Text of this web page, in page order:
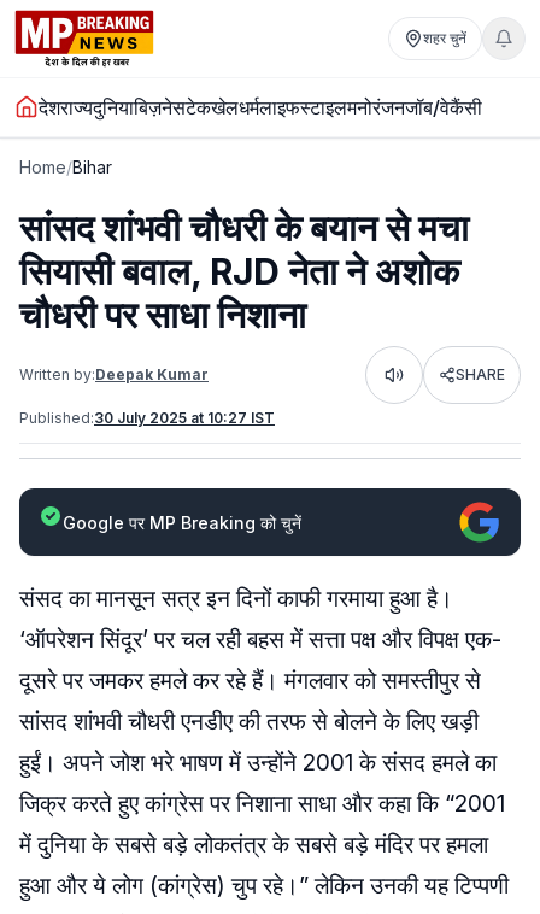
शहर चुनें
देशराज्यदुनियाबिज़नेसटेकखेलधर्मलाइफस्टाइलमनोरंजनजॉब/वेकैंसी
Home/Bihar
सांसद शांभवी चौधरी के बयान से मचा
सियासी बवाल, RJD नेता ने अशोक
चौधरी पर साधा निशाना
Written by:Deepak Kumar Listen SHARE
Published:30 July 2025 at 10:27 IST
Google पर MP Breaking को चुनें
संसद का मानसून सत्र इन दिनों काफी गरमाया हुआ है।
‘ऑपरेशन सिंदूर’ पर चल रही बहस में सत्ता पक्ष और विपक्ष एक-
दूसरे पर जमकर हमले कर रहे हैं। मंगलवार को समस्तीपुर से
सांसद शांभवी चौधरी एनडीए की तरफ से बोलने के लिए खड़ी
हुईं। अपने जोश भरे भाषण में उन्होंने 2001 के संसद हमले का
जिक्र करते हुए कांग्रेस पर निशाना साधा और कहा कि “2001
में दुनिया के सबसे बड़े लोकतंत्र के सबसे बड़े मंदिर पर हमला
हुआ और ये लोग (कांग्रेस) चुप रहे।” लेकिन उनकी यह टिप्पणी